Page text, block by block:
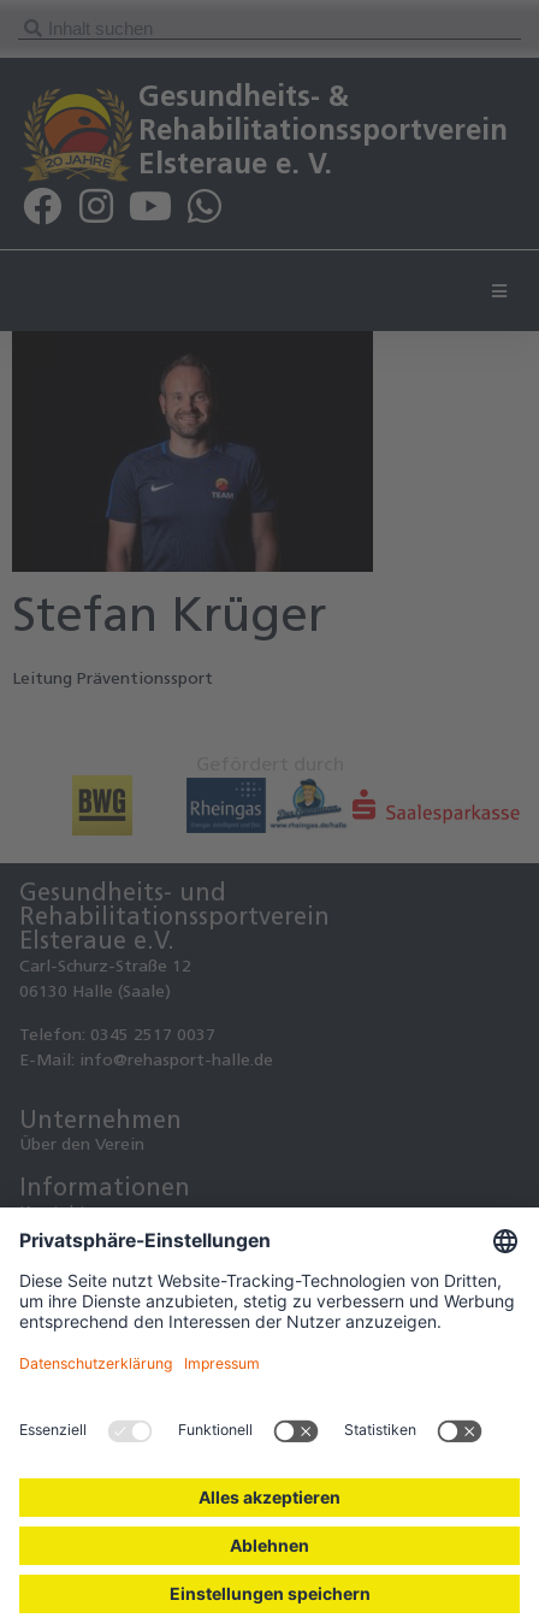
Gesundheits- &
Rehabilitationssportverein
Elsteraue e. V.
Stefan Krüger
Leitung Präventionssport
Gesundheits- und
Rehabilitationssportverein
Elsteraue e.V.
Carl-Schurz-Straße 12
06130 Halle (Saale)
Telefon: 0345 2517 0037
E-Mail: info@rehasport-halle.de
Unternehmen
Über den Verein
Informationen
Kontakt
Datenschutz
Downloads
Impressum
Copyright © 2026
Soziale Medien
Instagram
WhatsApp
0345 25170037
Öffnungszeiten: Mo 13 – 18 Uhr, Mi und Fr 9 – 14 Uhr
Mitglied werden